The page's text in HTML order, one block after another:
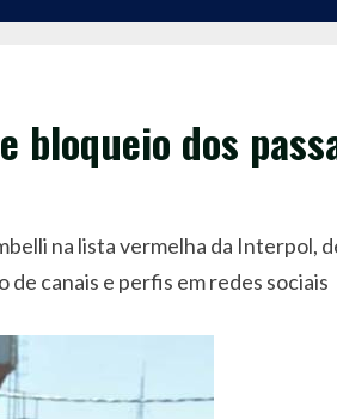
bloqueio dos
na lista vermelha da Interpol,
de canais e perfis em redes sociais